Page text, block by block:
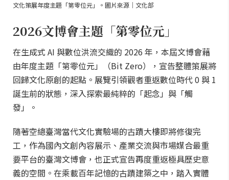
文化策展年度主題「第零位元」。圖片來源｜文化部
2026文博會主題「第零位元」
在生成式 AI 與數位洪流交織的 2026 年，本屆文博會藉
由年度主題「第零位元」（Bit Zero），宣告整體策展將
回歸文化原創的起點。展覽引領觀者重返數位時代 0 與 1
誕生前的狀態，深入探索最純粹的「起念」與「觸
發」。
隨著空總臺灣當代文化實驗場的古蹟大樓即將修復完
工，作為國內文創內容展示、產業交流與市場媒合最重
要平台的臺灣文博會，也正式宣告再度重返極具歷史意
義的空間。在乘載百年記憶的古蹟建築之中，踏入實體